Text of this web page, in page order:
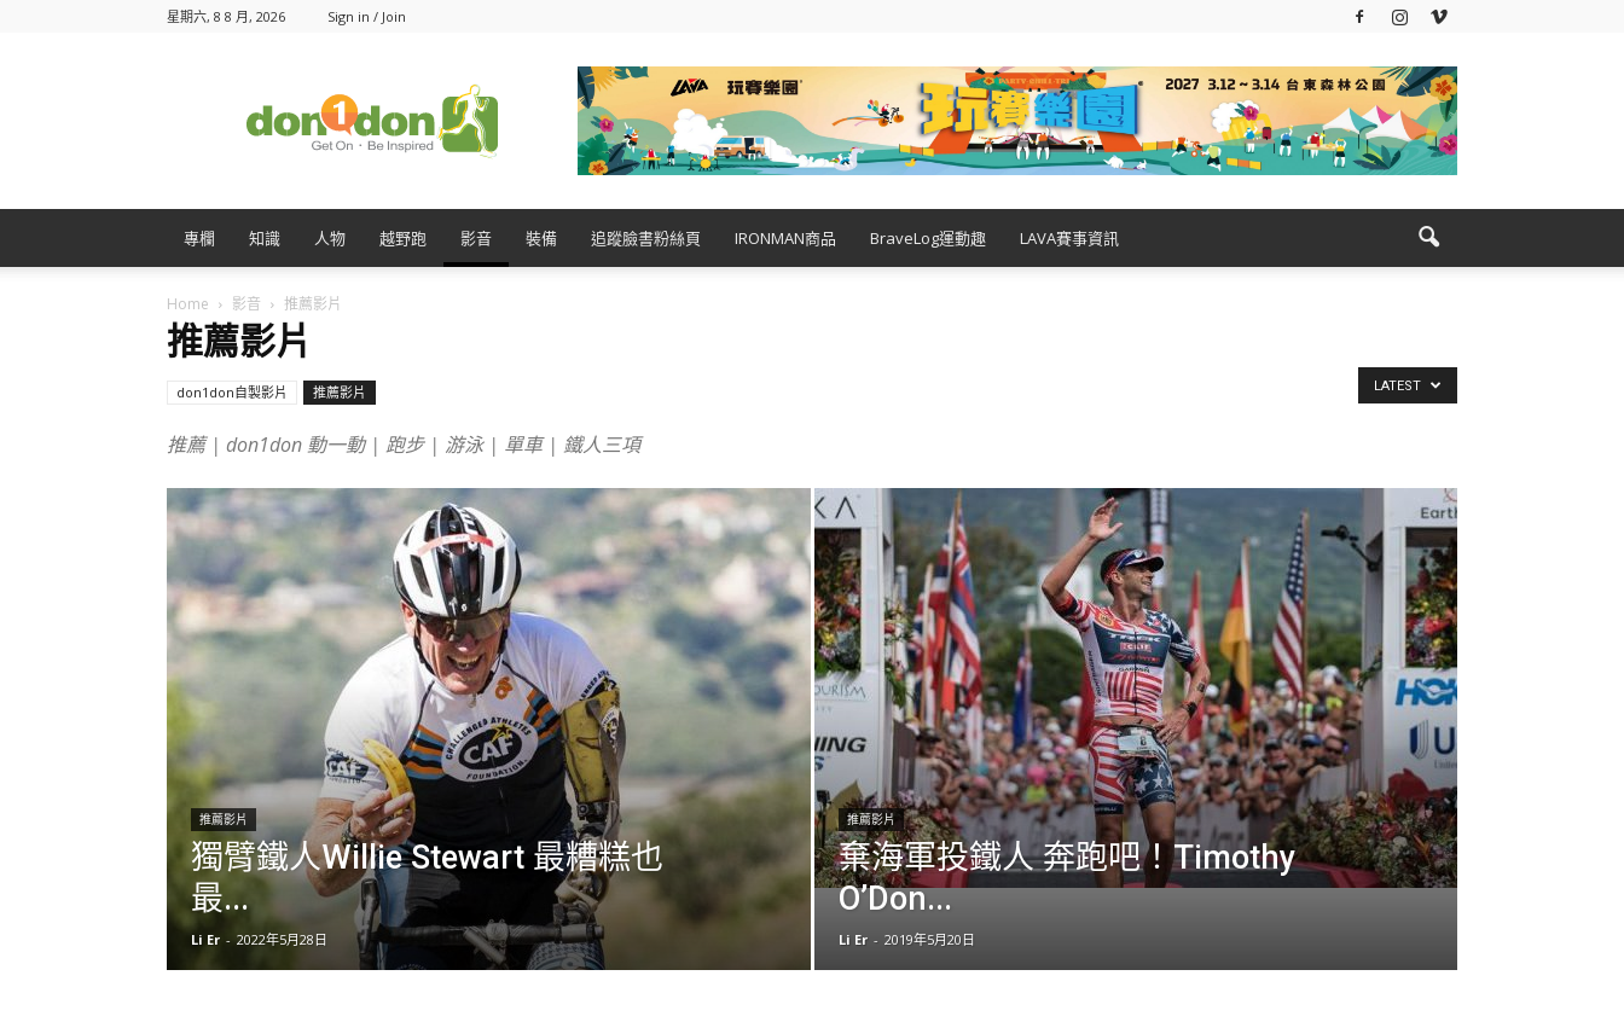
星期六, 8 8 月, 2026 Sign in / Join
專欄 知識 人物 越野跑 影音 裝備 追蹤臉書粉絲頁 IRONMAN商品 BraveLog運動趣 LAVA賽事資訊
Home 影音 推薦影片
推薦影片
don1don自製影片 推薦影片
推薦 | don1don 動一動 | 跑步 | 游泳 | 單車 | 鐵人三項
LATEST
推薦影片
獨臂鐵人Willie Stewart 最糟糕也
最...
Li Er - 2022年5月28日
推薦影片
棄海軍投鐵人 奔跑吧！Timothy
O’Don...
Li Er - 2019年5月20日